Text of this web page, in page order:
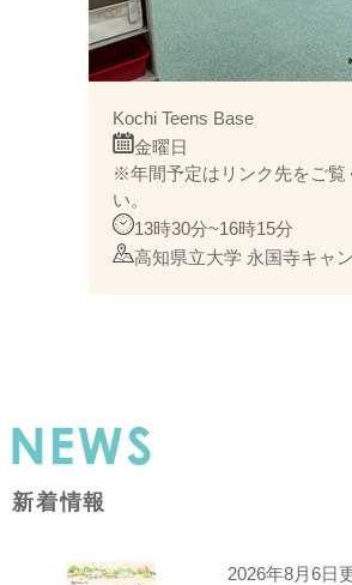
Kochi Teens Base​
金曜日
※年間予定はリンク先をご覧
い。
13時30分~16時15分​
高知県立大学 永国寺キャ
新着情報
2026年8月6日